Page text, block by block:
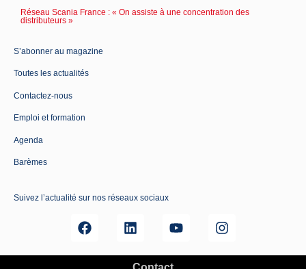
Réseau Scania France : « On assiste à une concentration des
distributeurs »
S’abonner au magazine
Toutes les actualités
Contactez-nous
Emploi et formation
Agenda
Barèmes
Suivez l’actualité sur nos réseaux sociaux